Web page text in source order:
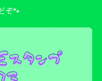
ぞ🐾